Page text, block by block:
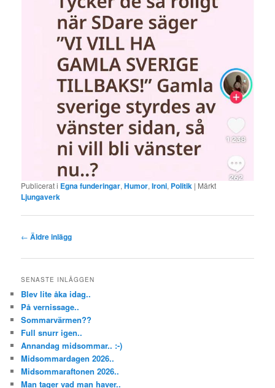
Publicerat i Egna funderingar,Humor,Ironi, Politik | Märkt
Ljungaverk
Inläggsnavigering
← Äldre inlägg
SENASTE INLÄGGEN
Blev lite åka idag..
På vernissage..
Sommarvärmen??
Full snurr igen..
Annandag midsommar.. :-)
Midsommardagen 2026..
Midsommaraftonen 2026..
Man tager vad man haver..